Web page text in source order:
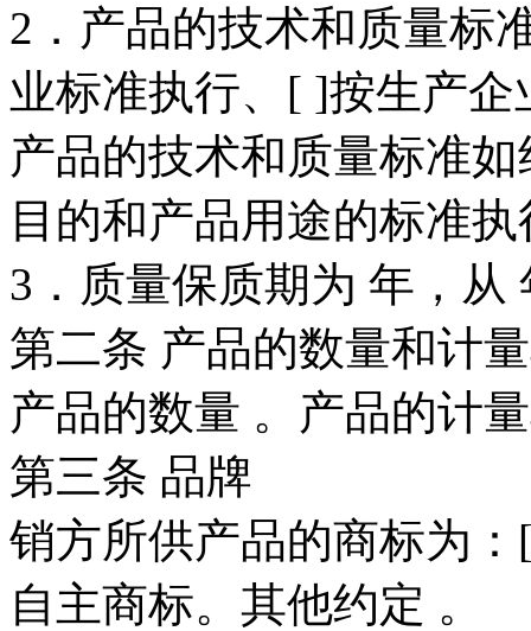
2．产品的技术和质量标
业标准执行、[ ]按生产企
产品的技术和质量标准
目的和产品用途的标准执
3．质量保质期为 年，从
第二条 产品的数量和计
产品的数量 。产品的计
第三条 品牌
销方所供产品的商标为
自主商标。其他约定 。